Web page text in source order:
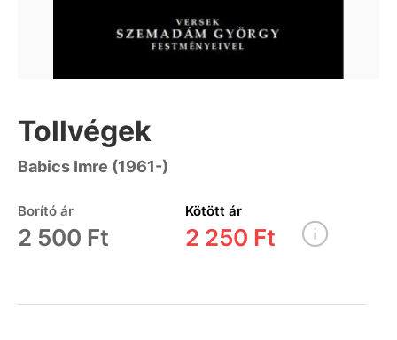
Tollvégek
Babics Imre (1961-)
Borító ár
2 500 Ft
Kötött ár
2 250 Ft